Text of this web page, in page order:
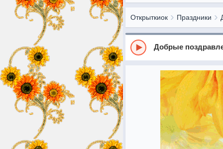
Открыткиок Праздники